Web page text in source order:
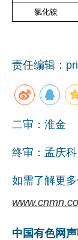
氯化镍
责任编辑：
二审：淮金
终审：孟庆科
如需了解更
中国有色网